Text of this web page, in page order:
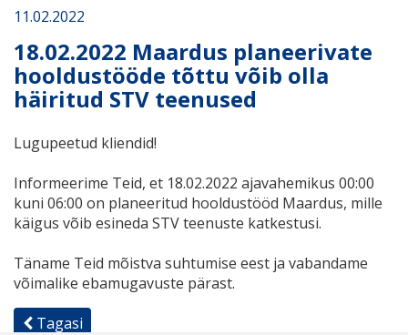
11.02.2022
18.02.2022 Maardus planeerivate
hooldustööde tõttu võib olla
häiritud STV teenused
Lugupeetud kliendid!
Informeerime Teid, et 18.02.2022 ajavahemikus 00:00
kuni 06:00 on planeeritud hooldustööd Maardus, mille
käigus võib esineda STV teenuste katkestusi.
Täname Teid mõistva suhtumise eest ja vabandame
võimalike ebamugavuste pärast.
Tagasi